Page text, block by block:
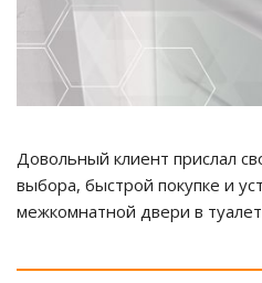
Довольный клиент прислал
выбора, быстрой покупке и
межкомнатной двери в